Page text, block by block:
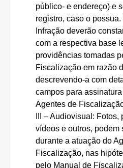
público- e endereço) e
registro, caso o
Infração deverão
com a respectiva base
providências tomadas
Fiscalização em razão
descrevendo-a com
campos para
Agentes de
III – Audiovisual: Fotos,
vídeos e outros, podem
durante a atuação do
Fiscalização, nas
pelo Manual de